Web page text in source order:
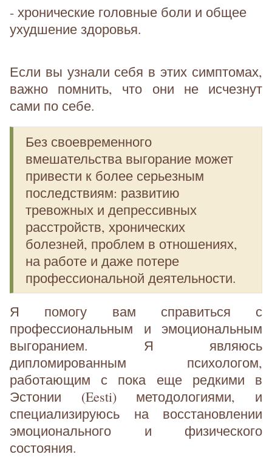
- хронические головные боли и общее
ухудшение здоровья.
Если вы узнали себя в этих симптомах,
важно помнить, что они не исчезнут
сами по себе.
Без своевременного
вмешательства выгорание может
привести к более серьезным
последствиям: развитию
тревожных и депрессивных
расстройств, хронических
болезней, проблем в отношениях,
на работе и даже потере
профессиональной деятельности.
Я помогу вам справиться с
профессиональным и эмоциональным
выгоранием. Я являюсь
дипломированным психологом,
работающим с пока еще редкими в
Эстонии (Eesti) методологиями, и
специализируюсь на восстановлении
эмоционального и физического
состояния.